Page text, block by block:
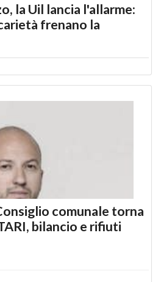
la Uil lancia l'allarme:
frenano la
comunale torna
bilancio e rifiuti